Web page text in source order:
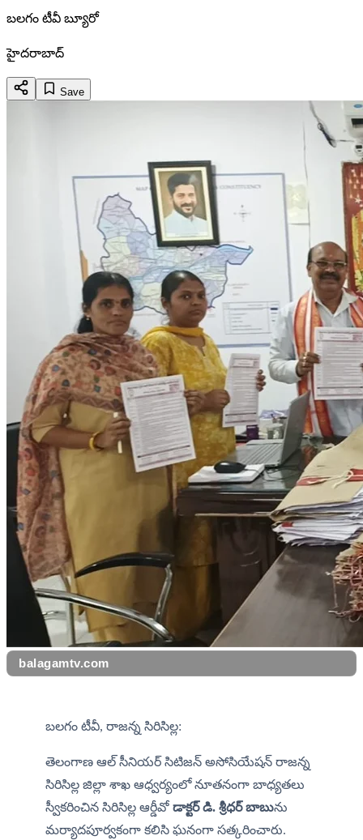
బలగం టీవీ బ్యూరో
హైదరాబాద్
Save
balagamtv.com
బలగం టీవీ, రాజన్న సిరిసిల్ల:
తెలంగాణ ఆల్ సీనియర్ సిటిజన్ అసోసియేషన్ రాజన్న
సిరిసిల్ల జిల్లా శాఖ ఆధ్వర్యంలో నూతనంగా బాధ్యతలు
స్వీకరించిన సిరిసిల్ల ఆర్డీవో డాక్టర్ డి. శ్రీధర్ బాబును
మర్యాదపూర్వకంగా కలిసి ఘనంగా సత్కరించారు.